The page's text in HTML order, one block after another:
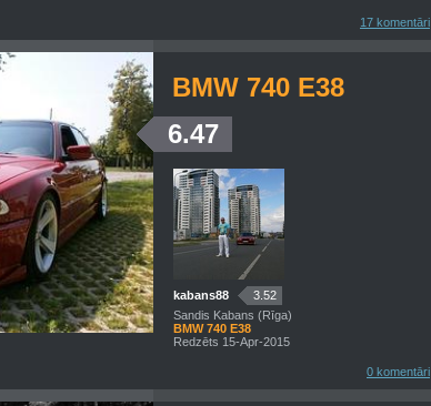
17 komentāri
BMW 740 E38
6.47
kabans88
3.52
Sandis Kabans (Rīga)
BMW 740 E38
Redzēts 15-Apr-2015
0 komentāri